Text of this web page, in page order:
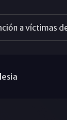
a víctimas